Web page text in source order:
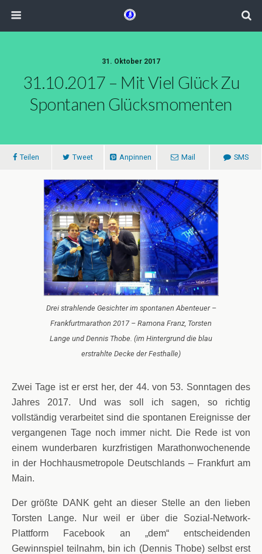
31. Oktober 2017
31.10.2017 – Mit Viel Glück Zu
Spontanen Glücksmomenten
Teilen Tweet Anpinnen Mail SMS
Drei strahlende Gesichter im spontanen Abenteuer –
Frankfurtmarathon 2017 – Ramona Franz, Torsten
Lange und Dennis Thobe. (im Hintergrund die blau
erstrahlte Decke der Festhalle)
Zwei Tage ist er erst her, der 44. von 53. Sonntagen des
Jahres 2017. Und was soll ich sagen, so richtig
vollständig verarbeitet sind die spontanen Ereignisse der
vergangenen Tage noch immer nicht. Die Rede ist von
einem wunderbaren kurzfristigen Marathonwochenende
in der Hochhausmetropole Deutschlands – Frankfurt am
Main.
Der größte DANK geht an dieser Stelle an den lieben
Torsten Lange. Nur weil er über die Sozial-Network-
Plattform Facebook an „dem“ entscheidenden
Gewinnspiel teilnahm, bin ich (Dennis Thobe) selbst erst